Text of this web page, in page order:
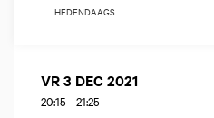
HEDENDAAGS
VR 3 DEC 2021
20:15 - 21:25